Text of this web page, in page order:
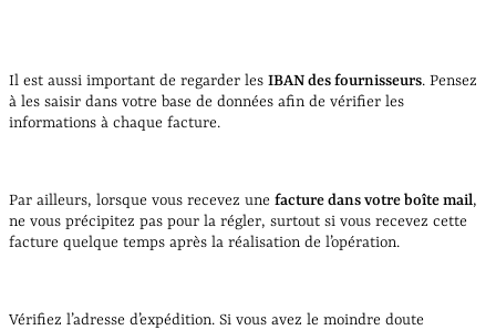
Il est aussi important de regarder les IBAN des fournisseurs. Pensez
à les saisir dans votre base de données afin de vérifier les
informations à chaque facture.
Par ailleurs, lorsque vous recevez une facture dans votre boîte mail,
ne vous précipitez pas pour la régler, surtout si vous recevez cette
facture quelque temps après la réalisation de l’opération.
Vérifiez l’adresse d’expédition. Si vous avez le moindre doute